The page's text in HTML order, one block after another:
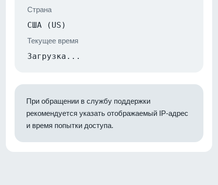
Страна
США (US)
Текущее время
Загрузка...
При обращении в службу поддержки
рекомендуется указать отображаемый IP-адрес
и время попытки доступа.